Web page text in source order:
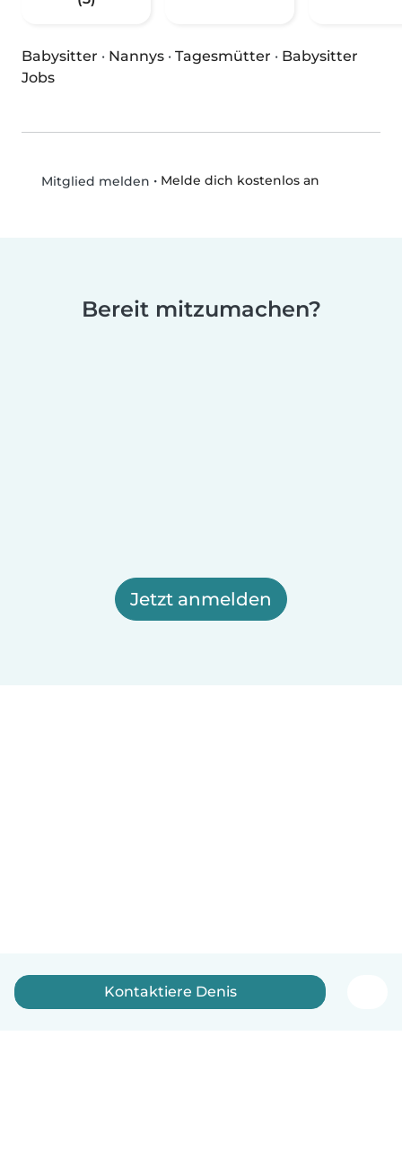
Babysitter · Nannys · Tagesmütter · Babysitter
Jobs
Mitglied melden • Melde dich kostenlos an
Bereit mitzumachen?
Jetzt anmelden
Kontaktiere Denis